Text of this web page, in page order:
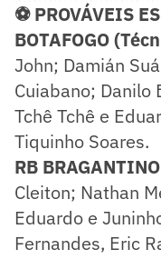
⚽ PROVÁVEIS
BOTAFOGO
John; Damián
Cuiabano; Danilo
Tchê Tchê e
Tiquinho Soares.
RB
Cleiton; Nathan
Eduardo e
Fernandes, Eric